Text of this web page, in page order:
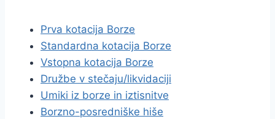
Prva kotacija Borze
Standardna kotacija Borze
Vstopna kotacija Borze
Družbe v stečaju/likvidaciji
Umiki iz borze in iztisnitve
Borzno-posredniške hiše